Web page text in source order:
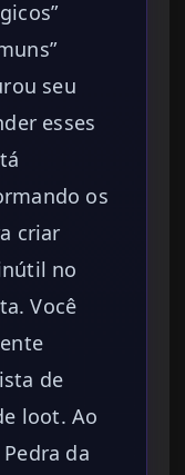
seu
esses
os
criar
no
Você
de
loot. Ao
da